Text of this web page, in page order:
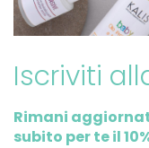
Iscriviti
Rimani
subito per te il